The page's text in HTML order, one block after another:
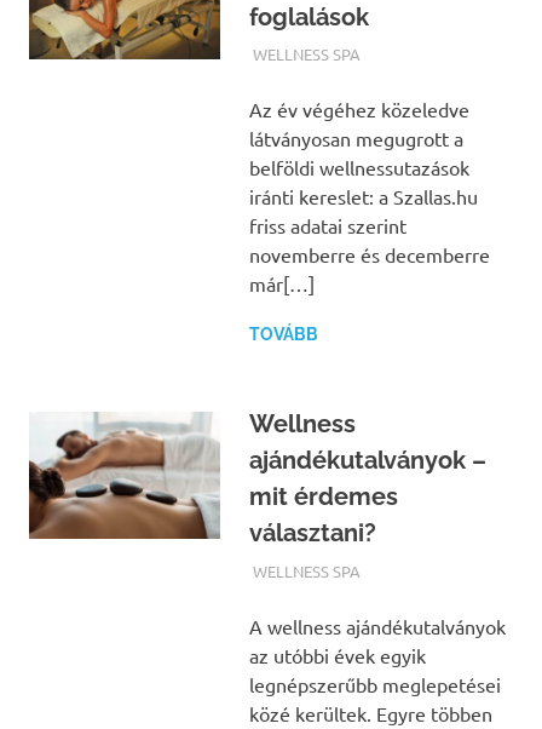
foglalások
TERMALFURDOK.COM
WELLNESS SPA
Az év végéhez közeledve
látványosan megugrott a
belföldi wellnessutazások
iránti kereslet: a Szallas.hu
friss adatai szerint
novemberre és decemberre
már[…]
TOVÁBB
Wellness
ajándékutalványok –
mit érdemes
választani?
TERMALFURDOK.COM
WELLNESS SPA
A wellness ajándékutalványok
az utóbbi évek egyik
legnépszerűbb meglepetései
közé kerültek. Egyre többen